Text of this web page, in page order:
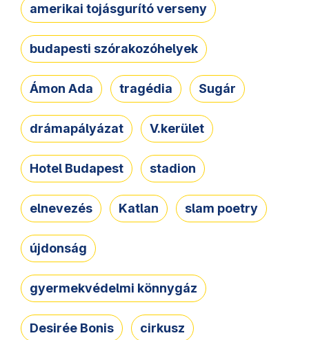
amerikai tojásgurító verseny
budapesti szórakozóhelyek
Ámon Ada tragédia Sugár
drámapályázat V.kerület
Hotel Budapest stadion
elnevezés Katlan slam poetry
újdonság
gyermekvédelmi könnygáz
Desirée Bonis cirkusz